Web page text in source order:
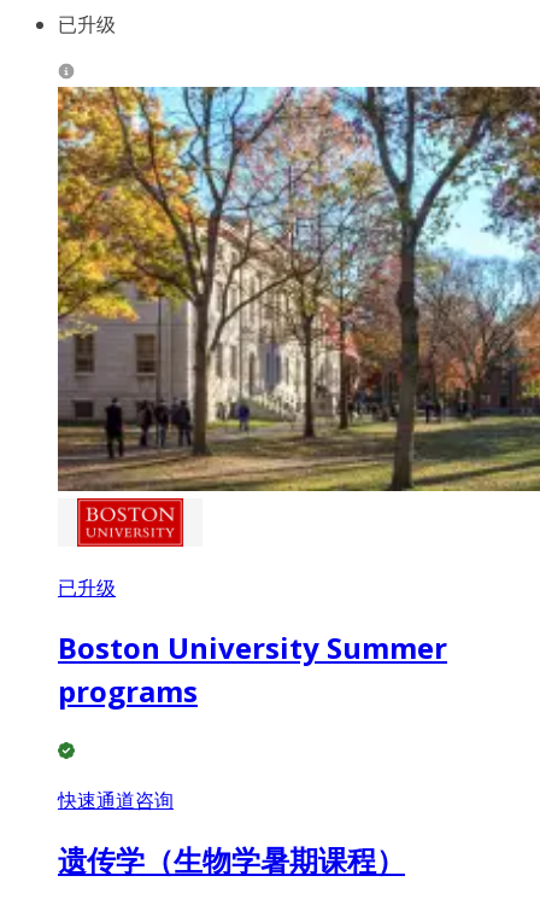
已升级
已升级
Boston University Summer
programs
快速通道咨询
遗传学（生物学暑期课程）